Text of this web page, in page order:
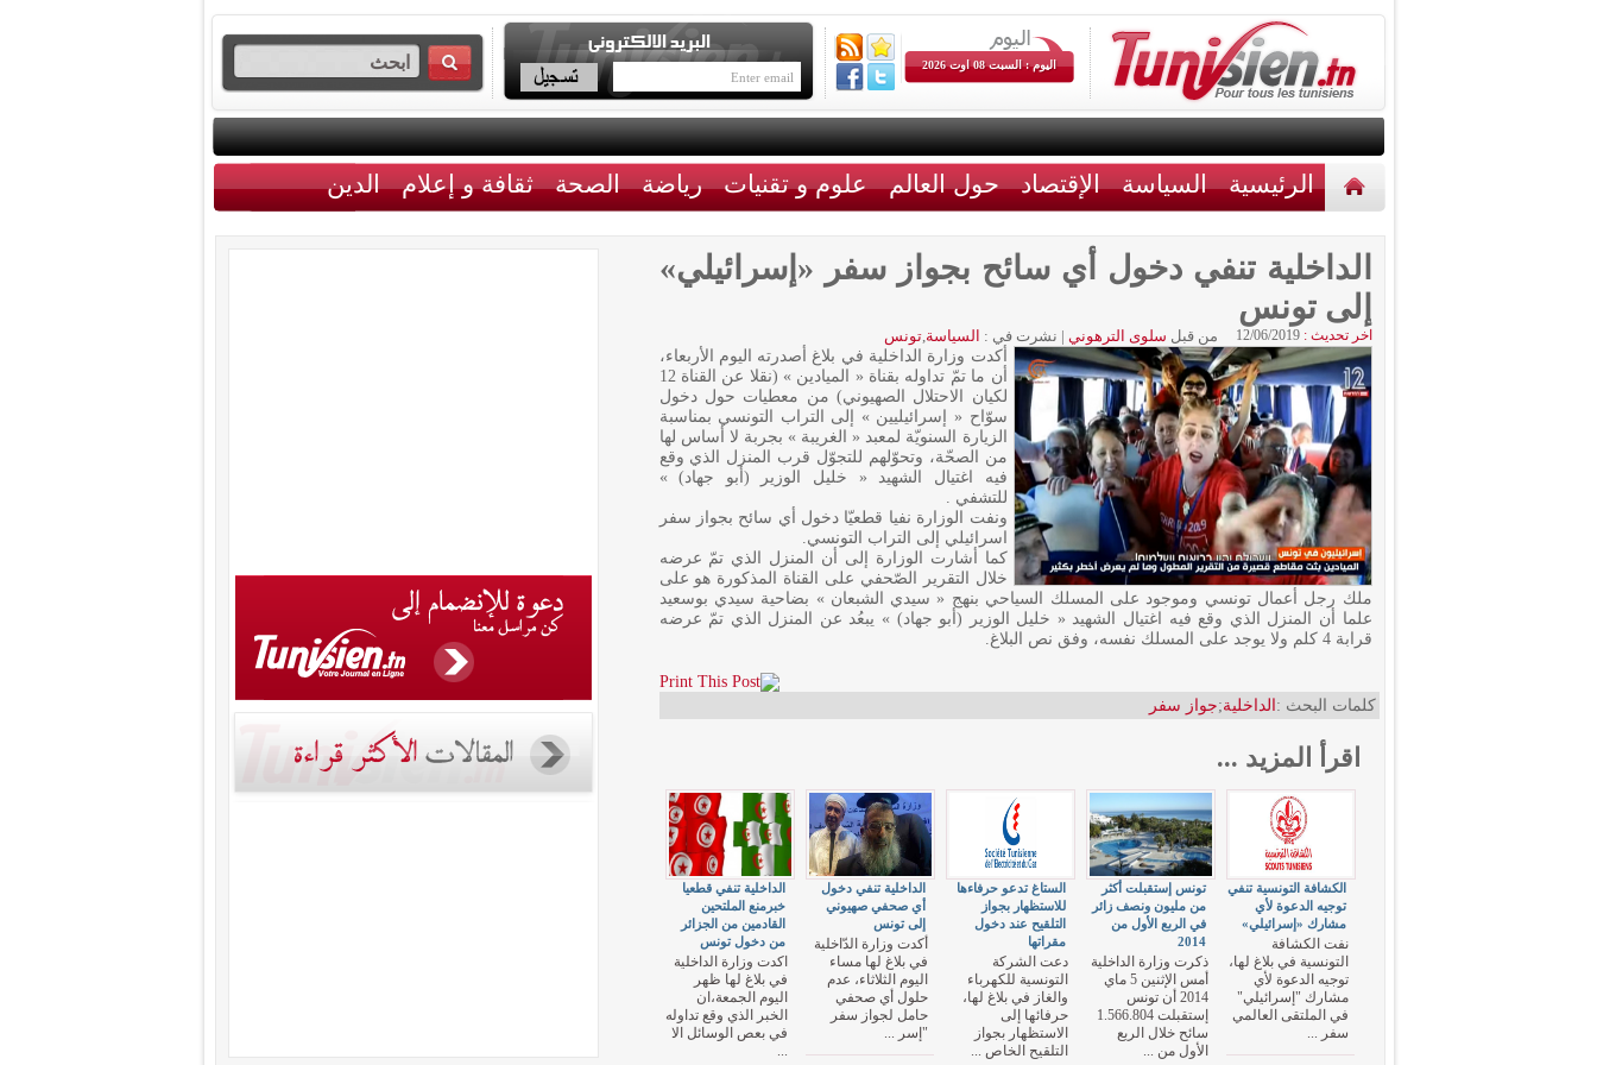
اليوم : السبت 08 اوت 2026
الرئيسية السياسة الإقتصاد حول العالم علوم و تقنيات رياضة الصحة ثقافة و إعلام الدين
الداخلية تنفي دخول أي سائح بجواز سفر «إسرائيلي»
إلى تونس
اخر تحديث : 12/06/2019 من قبل سلوى الترهوني | نشرت في : السياسة,تونس
أكدت وزارة الداخلية في بلاغ أصدرته اليوم الأربعاء،
أن ما تمّ تداوله بقناة « الميادين » (نقلا عن القناة 12
لكيان الاحتلال الصهيوني) من معطيات حول دخول
سوّاح « إسرائيليين » إلى التراب التونسي بمناسبة
الزيارة السنويّة لمعبد « الغريبة » بجربة لا أساس لها
من الصحّة، وتحوّلهم للتجوّل قرب المنزل الذي وقع
فيه اغتيال الشهيد « خليل الوزير (أبو جهاد) »
للتشفي .
ونفت الوزارة نفيا قطعيّا دخول أي سائح بجواز سفر
اسرائيلي إلى التراب التونسي.
كما أشارت الوزارة إلى أن المنزل الذي تمّ عرضه
خلال التقرير الصّحفي على القناة المذكورة هو على
ملك رجل أعمال تونسي وموجود على المسلك السياحي بنهج « سيدي الشبعان » بضاحية سيدي بوسعيد
علما أن المنزل الذي وقع فيه اغتيال الشهيد « خليل الوزير (أبو جهاد) » يبعُد عن المنزل الذي تمّ عرضه
قرابة 4 كلم ولا يوجد على المسلك نفسه، وفق نص البلاغ.
كلمات البحث : الداخلية;جواز سفر
اقرأ المزيد ...
الداخلية تنفي قطعيا
خبرمنع الملتحين
القادمين من الجزائر
من دخول تونس
اكدت وزارة الداخلية
في بلاغ لها ظهر
اليوم الجمعة،ان
الخبر الذي وقع تداوله
في بعص الوسائل الا
...
الداخلية تنفي دخول
أي صحفي صهيوني
إلى تونس
أكدت وزارة الدّاخلية
في بلاغ لها مساء
اليوم الثلاثاء، عدم
حلول أي صحفي
حامل لجواز سفر
"إسر ...
الستاغ تدعو حرفاءها
للاستظهار بجواز
التلقيح عند دخول
مقراتها
دعت الشركة
التونسية للكهرباء
والغاز في بلاغ لها،
حرفائها إلى
الاستظهار بجواز
التلقيح الخاص ...
تونس إستقبلت أكثر
من مليون ونصف زائر
في الربع الأول من
2014
ذكرت وزارة الداخلية
أمس الإثنين 5 ماي
2014 أن تونس
إستقبلت 1.566.804
سائح خلال الربع
الأول من ...
الكشافة التونسية تنفي
توجيه الدعوة لأي
مشارك «إسرائيلي»
نفت الكشافة
التونسية في بلاغ لها،
توجيه الدعوة لأي
مشارك "إسرائيلي"
في الملتقى العالمي
سفر ...